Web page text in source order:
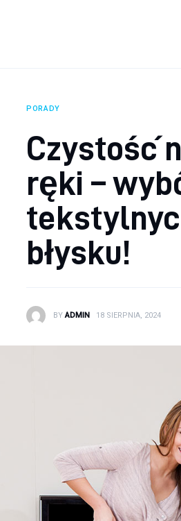
PORADY
Czystość
ręki –
błysku!
BY ADMIN 18 SIERPNIA, 2024